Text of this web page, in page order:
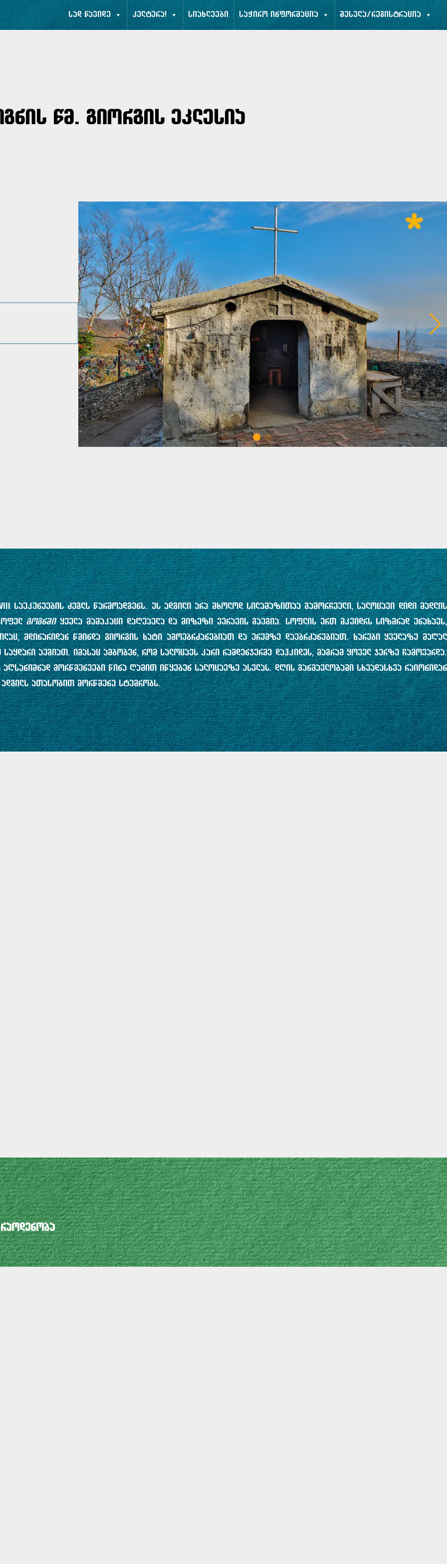
სად წავიდე კულტურა! სიახლეები საჭირო ინფორმაცია შესვლა/რეგისტრაცია
წმ. გიორგის ეკლესია
საუკუნეების ძეგლს წარმოადგენს. ეს ადგილი არა მხოლოდ სილამაზითაა გამორჩეული, სალოცავი დიდი მადლის
გოგნშიყველა მამაკაცი დაღუპულა და მიზეზი ვერავის გაუგია. სოფლის ერთ მკვიდრს სიზმრად უნახავს,
მდინარიდან წმინდა გიორგის ხატი ამოუბრძანებიათ და ურემზე დაუბრძანებიათ. ხარები ყველაზე მაღალ
აუგიათ. იმასაც ამბობენ, რომ სალოცავს კარი რამდენჯერმე დაჰკიდეს, მაგრამ ყოველ ჯერზე ჩამოვარდა.
მორწმუნეები წინა ღამით იწყებენ სალოცავზე ასვლას. დღის განმავლობაში სხვადასხვა რაიონიდან
ათასობით მორწმუნე სტუმრობს.